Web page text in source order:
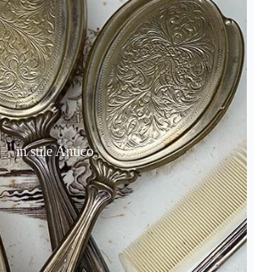
in stile Antico